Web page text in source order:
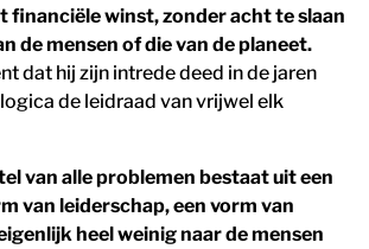
financiële winst, zonder acht te slaan
de mensen of die van de planeet.
dat hij zijn intrede deed in de jaren
de leidraad van vrijwel elk
van alle problemen bestaat uit een
van leiderschap, een vorm van
heel weinig naar de mensen